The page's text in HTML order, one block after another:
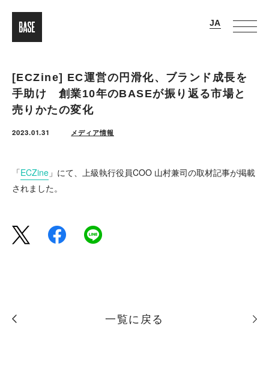
[ECZine] EC運営の円滑化、ブランド成長を
手助け 創業10年のBASEが振り返る市場と
売りかたの変化
2023.01.31 メディア情報
「ECZine 」にて、上級執行役員COO 山村兼司の取材記事が掲載
されました。
一覧に戻る